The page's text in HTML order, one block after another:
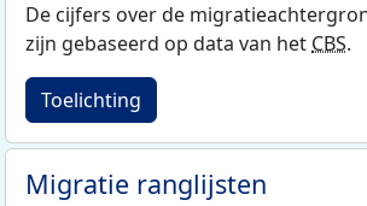
De cijfers over de
zijn gebaseerd op data van het CBS.
Toelichting
Migratie ranglijsten